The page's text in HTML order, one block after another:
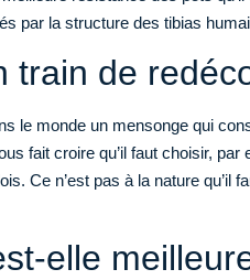
par la structure des tibias
train de
le monde un mensonge qui
fait croire qu’il faut choisir,
Ce n’est pas à la nature
elle